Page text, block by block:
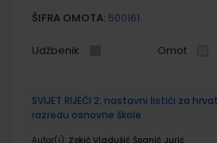
ŠIFRA OMOTA: 500161
Udžbenik Omot
SVIJET RIJEČI 2; nastavni listići za
razredu osnovne škole
Autor(i): Zokić Vladušić Španić Jurić